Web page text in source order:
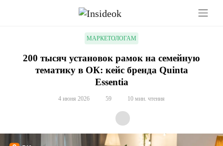
МАРКЕТОЛОГАМ
200 тысяч установок рамок на семейную
тематику в ОК: кейс бренда Quinta
Essentia
4 июня 2026 59 10 мин. чтения